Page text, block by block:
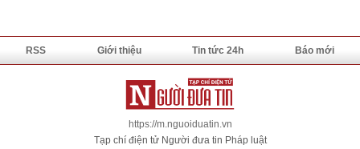
RSS Giới thiệu Tin tức 24h Báo mới
https://m.nguoiduatin.vn
Tạp chí điện tử Người đưa tin Pháp luật